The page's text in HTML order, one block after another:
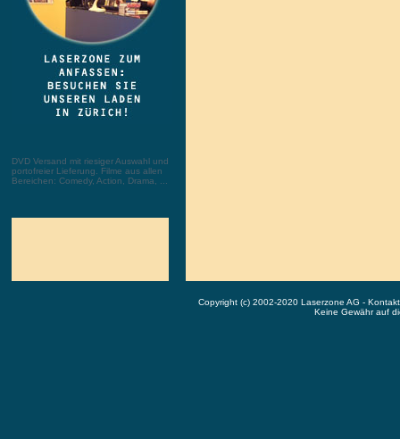
DVD Versand mit riesiger Auswahl und
portofreier Lieferung. Filme aus allen
Bereichen: Comedy, Action, Drama, ...
Copyright (c) 2002-2020 Laserzone AG -
Keine Gewähr auf